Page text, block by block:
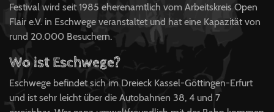
Festival wird seit 1985 eherenamtlich vom Arbeitskreis Open
Flair e.V. in Eschwege veranstaltet und hat eine Kapazität von
rund 20.000 Besuchern.
Wo ist Eschwege?
Eschwege befindet sich im Dreieck Kassel-Göttingen-Erfurt
und ist sehr leicht über die Autobahnen 38, 4 und 7